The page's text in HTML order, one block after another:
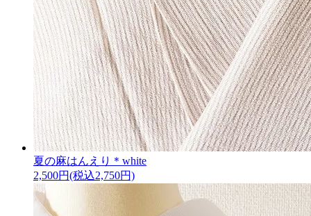
夏の麻はんえり＊white
2,500円(税込2,750円)